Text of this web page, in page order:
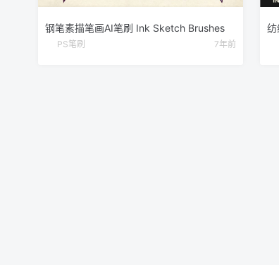
钢笔素描笔画AI笔刷 Ink Sketch Brushes
PS笔刷 7年前